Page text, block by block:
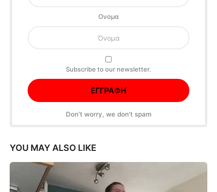
Oνομα
Subscribe to our newsletter.
Don't worry, we don't spam
YOU MAY ALSO LIKE